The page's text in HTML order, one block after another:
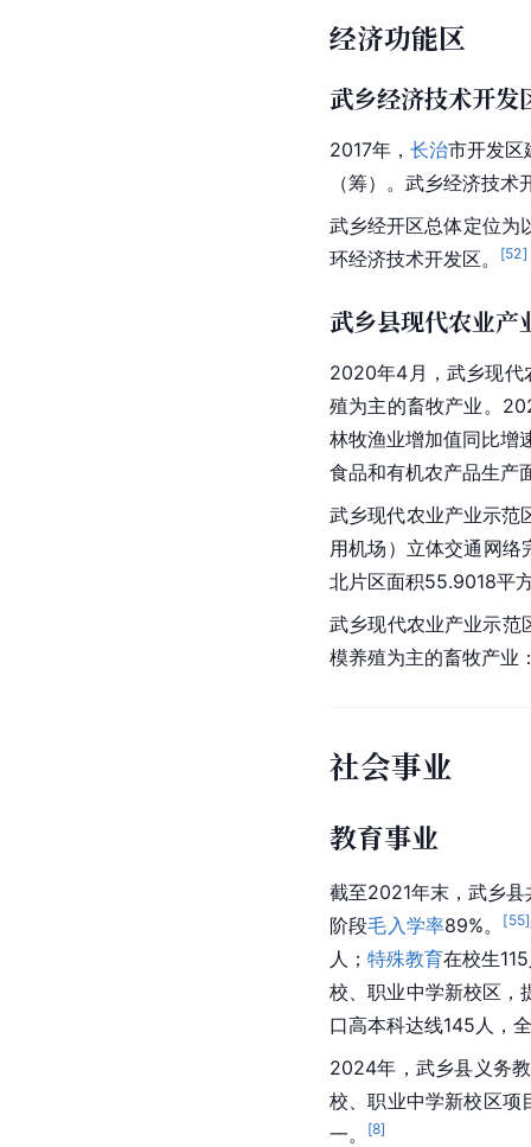
经济功能区
武乡经济技术开发
2017年，长治市开发区
（筹）。武乡经济技
武乡经开区总体定位为
环经济技术开发区。
[52]
武乡县现代农业产
2020年4月，武乡现代
殖为主的畜牧产业。
林牧渔业增加值同比增
食品和有机农产品生产
武乡现代农业产业示范
用机场 ）立体交通网络
北片区面积55.9018平
武乡现代农业产业示范
模养殖为主的畜牧产业
社会事业
教育事业
截至2021年末，武乡
阶段毛入学率89%。 [55]
人；特殊教育在校生
校、职业中学新校区，
口高本科达线145人，
2024年，武乡县义务
校、职业中学新校区项
一。
[8]